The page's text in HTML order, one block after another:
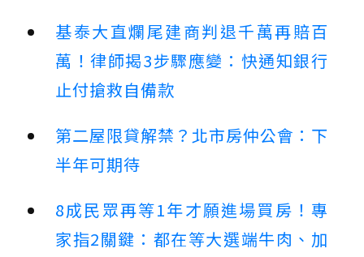
基泰大直爛尾建商判退千萬再賠百
萬！律師揭3步驟應變：快通知銀行
止付搶救自備款
第二屋限貸解禁？北市房仲公會：下
半年可期待
8成民眾再等1年才願進場買房！專
家指2關鍵：都在等大選端牛肉、加